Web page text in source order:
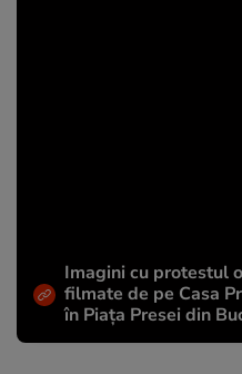
Imagini cu protestul
filmate de pe Casa
în Piața Presei din